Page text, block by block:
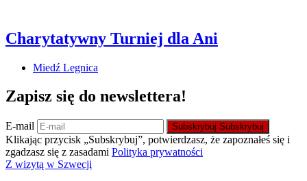
Charytatywny Turniej dla Ani
Miedź Legnica
Zapisz się do newslettera!
E-mail Subskrybuj Subskrybuj
Klikając przycisk „Subskrybuj”, potwierdzasz, że zapoznałeś się i
zgadzasz się z zasadami Polityka prywatności
Z wizytą w Szwecji